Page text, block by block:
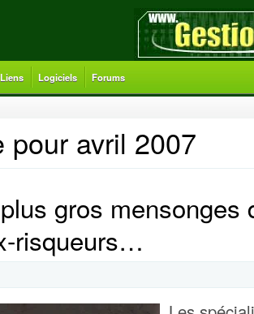
Liens Logiciels Forums
pour avril 2007
gros mensonges
risqueurs…